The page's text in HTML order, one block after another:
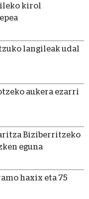
kirol
langileak udal
aukera ezarri
Biziberritzeko
eguna
haxix eta 75